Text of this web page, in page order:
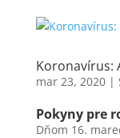
Koronavírus:
mar 23, 2020|
Pokyny pre
Dňom 16.